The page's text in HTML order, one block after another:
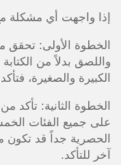
إذا واجهت أي مشكلة
الخطوة الأولى: تحقق
واللصق بدلاً من
الكبيرة والصغيرة،
الخطوة الثانية: تأكد
على جميع الفئات
الحصرية جداً قد تكون
آخر للتأكد.